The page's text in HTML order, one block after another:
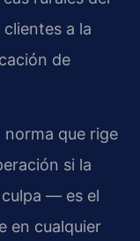
a la
de
que rige
si la
— es el
en cualquier